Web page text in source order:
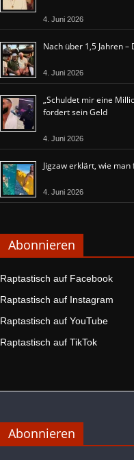
4. Juni 2026
Nach über 1,5 Jahren
4. Juni 2026
„Schuldet mir eine
fordert sein Geld
4. Juni 2026
Jigzaw erklärt, wie
4. Juni 2026
Abonnieren
Raptastisch auf Facebook
Raptastisch auf Instagram
Raptastisch auf YouTube
Raptastisch auf TikTok
Abonnieren